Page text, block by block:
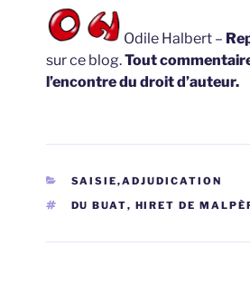
Odile Halbert –
sur ce blog.Tout
l’encontre du droit d’auteur.
CATÉGORIES
SAISIE,ADJUDICATION
ÉTIQUETTES
DU BUAT, HIRET DE